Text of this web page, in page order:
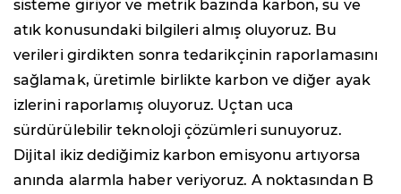
sisteme giriyor ve metrik bazında karbon, su ve
atık konusundaki bilgileri almış oluyoruz. Bu
verileri girdikten sonra tedarikçinin raporlamasını
sağlamak, üretimle birlikte karbon ve diğer ayak
izlerini raporlamış oluyoruz. Uçtan uca
sürdürülebilir teknoloji çözümleri sunuyoruz.
Dijital ikiz dediğimiz karbon emisyonu artıyorsa
anında alarmla haber veriyoruz. A noktasından B